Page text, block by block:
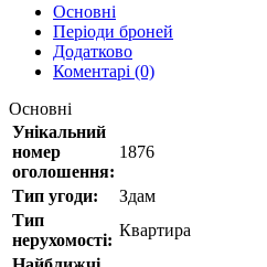
Основні
Періоди броней
Додатково
Коментарі (0)
Основні
Унікальний
номер
оголошення:
1876
Тип угоди:
Здам
Тип
нерухомості:
Квартира